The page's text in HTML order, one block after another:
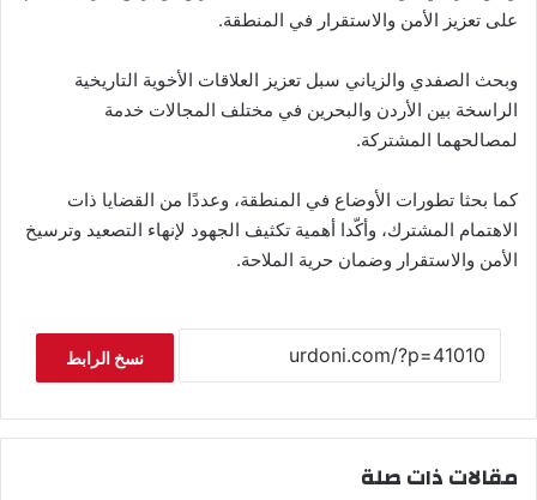
على تعزيز الأمن والاستقرار في المنطقة.
وبحث الصفدي والزياني سبل تعزيز العلاقات الأخوية التاريخية
الراسخة بين الأردن والبحرين في مختلف المجالات خدمة
لمصالحهما المشتركة.
كما بحثا تطورات الأوضاع في المنطقة، وعددًا من القضايا ذات
الاهتمام المشترك، وأكّدا أهمية تكثيف الجهود لإنهاء التصعيد وترسيخ
الأمن والاستقرار وضمان حرية الملاحة.
نسخ الرابط
مقالات ذات صلة